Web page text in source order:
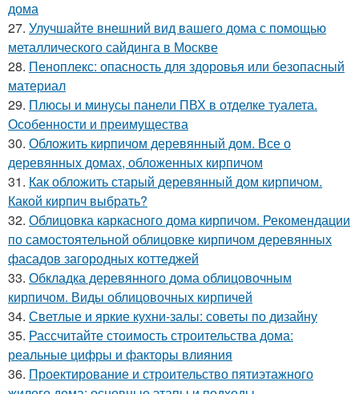
дома
27. Улучшайте внешний вид вашего дома с помощью
металлического сайдинга в Москве
28. Пеноплекс: опасность для здоровья или безопасный
материал
29. Плюсы и минусы панели ПВХ в отделке туалета.
Особенности и преимущества
30. Обложить кирпичом деревянный дом. Все о
деревянных домах, обложенных кирпичом
31. Как обложить старый деревянный дом кирпичом.
Какой кирпич выбрать?
32. Облицовка каркасного дома кирпичом. Рекомендации
по самостоятельной облицовке кирпичом деревянных
фасадов загородных коттеджей
33. Обкладка деревянного дома облицовочным
кирпичом. Виды облицовочных кирпичей
34. Светлые и яркие кухни-залы: советы по дизайну
35. Рассчитайте стоимость строительства дома:
реальные цифры и факторы влияния
36. Проектирование и строительство пятиэтажного